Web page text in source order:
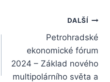
DALŠÍ
Petrohradské
ekonomické fórum
2024 – Základ nového
multipolárního světa a